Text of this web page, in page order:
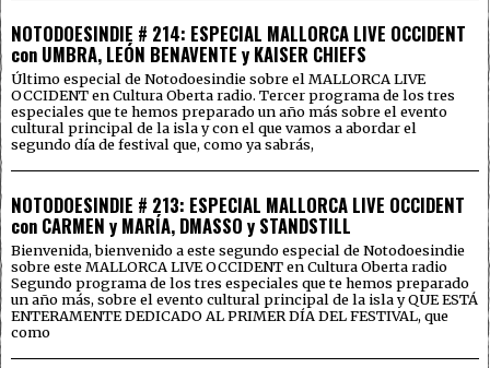
NOTODOESINDIE # 214: ESPECIAL MALLORCA LIVE OCCIDENT
con UMBRA, LEÓN BENAVENTE y KAISER CHIEFS
Último especial de Notodoesindie sobre el MALLORCA LIVE
OCCIDENT en Cultura Oberta radio. Tercer programa de los tres
especiales que te hemos preparado un año más sobre el evento
cultural principal de la isla y con el que vamos a abordar el
segundo día de festival que, como ya sabrás,
NOTODOESINDIE # 213: ESPECIAL MALLORCA LIVE OCCIDENT
con CARMEN y MARÍA, DMASSO y STANDSTILL
Bienvenida, bienvenido a este segundo especial de Notodoesindie
sobre este MALLORCA LIVE OCCIDENT en Cultura Oberta radio
Segundo programa de los tres especiales que te hemos preparado
un año más, sobre el evento cultural principal de la isla y QUE ESTÁ
ENTERAMENTE DEDICADO AL PRIMER DÍA DEL FESTIVAL, que
como